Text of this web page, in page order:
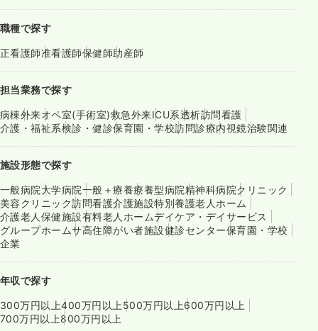
職種で探す
正看護師准看護師保健師助産師
担当業務で探す
病棟外来オペ室(手術室)救急外来ICU系透析訪問看護
介護・福祉系検診・健診保育園・学校訪問診療内視鏡治験関連
施設形態で探す
一般病院大学病院一般＋療養療養型病院精神科病院クリニック
美容クリニック訪問看護介護施設特別養護老人ホーム
介護老人保健施設有料老人ホームデイケア・デイサービス
グループホームサ高住障がい者施設健診センター保育園・学校
企業
年収で探す
300万円以上400万円以上 500万円以上600万円以上
700万円以上800万円以上